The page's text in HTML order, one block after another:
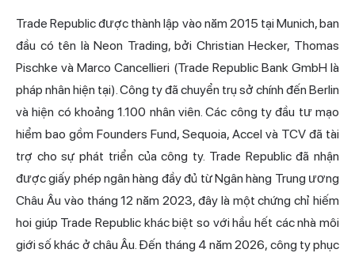
Trade Republic được thành lập vào năm 2015 tại Munich, ban
đầu có tên là Neon Trading, bởi Christian Hecker, Thomas
Pischke và Marco Cancellieri (Trade Republic Bank GmbH là
pháp nhân hiện tại). Công ty đã chuyển trụ sở chính đến Berlin
và hiện có khoảng 1.100 nhân viên. Các công ty đầu tư mạo
hiểm bao gồm Founders Fund, Sequoia, Accel và TCV đã tài
trợ cho sự phát triển của công ty. Trade Republic đã nhận
được giấy phép ngân hàng đầy đủ từ Ngân hàng Trung ương
Châu Âu vào tháng 12 năm 2023, đây là một chứng chỉ hiếm
hoi giúp Trade Republic khác biệt so với hầu hết các nhà môi
giới số khác ở châu Âu. Đến tháng 4 năm 2026, công ty phục